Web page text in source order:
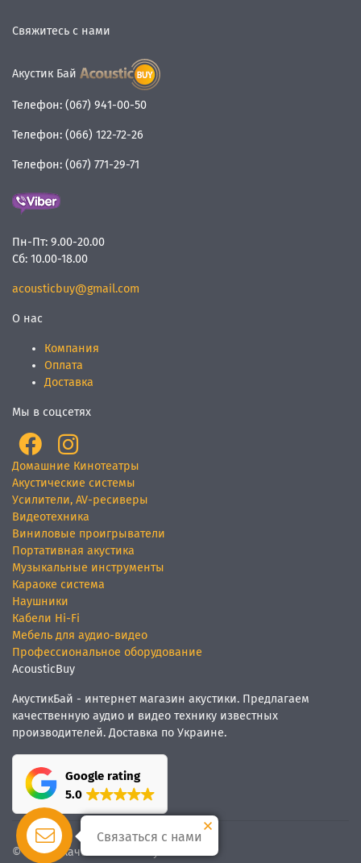
Свяжитесь с нами
Акустик Бай
Телефон: (067) 941-00-50
Телефон: (066) 122-72-26
Телефон: (067) 771-29-71
Пн-Пт: 9.00-20.00
Сб: 10.00-18.00
acousticbuy@gmail.com
О нас
Компания
Оплата
Доставка
Мы в соцсетях
Домашние Кинотеатры
Акустические системы
Усилители, AV-ресиверы
Видеотехника
Виниловые проигрыватели
Портативная акустика
Музыкальные инструменты
Караоке система
Наушники
Кабели Hi-Fi
Мебель для аудио-видео
Профессиональное оборудование
AcousticBuy
АкустикБай - интернет магазин акустики. Предлагаем
качественную аудио и видео технику известных
производителей. Доставка по Украине.
Google rating
5.0
© Мы качественный звук
Связаться с нами